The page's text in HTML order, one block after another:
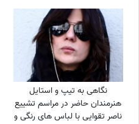
مانده است
نگاهی به تیپ و استایل
هنرمندان حاضر در مراسم تشییع
ناصر تقوایی با لباس های رنگی و